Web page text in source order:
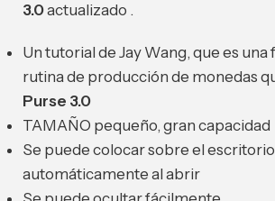
3.0actualizado .
Un tutorial de Jay Wang, que es una
rutina de producción de monedas
Purse 3.0
TAMAÑO pequeño, gran capacidad
Se puede colocar sobre el
automáticamente al abrir